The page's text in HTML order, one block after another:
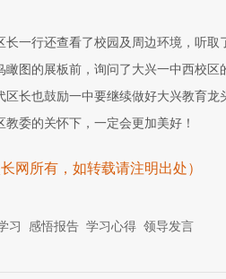
长一行还查看了校园及周边环境，听
瞰图的展板前，询问了大兴一中西校
区长也鼓励一中要继续做好大兴教育
教委的关怀下，一定会更加美好！
网所有，如转载请注明出处）
习 感悟报告 学习心得 领导发言